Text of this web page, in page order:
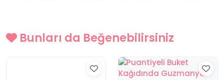
Bunları da Beğenebilirsiniz